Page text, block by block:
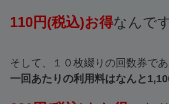
110円(税込)お得なんで
そして、１０枚綴りの回数券で
一回あたりの利用料はなんと